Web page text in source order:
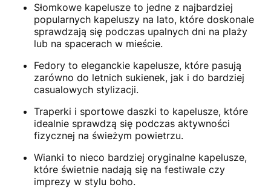
Słomkowe kapelusze to jedne z najbardziej
popularnych kapeluszy na lato, które doskonale
sprawdzają się podczas upalnych dni na plaży
lub na spacerach w mieście.
Fedory to eleganckie kapelusze, które pasują
zarówno do letnich sukienek, jak i do bardziej
casualowych stylizacji.
Traperki i sportowe daszki to kapelusze, które
idealnie sprawdzą się podczas aktywności
fizycznej na świeżym powietrzu.
Wianki to nieco bardziej oryginalne kapelusze,
które świetnie nadają się na festiwale czy
imprezy w stylu boho.